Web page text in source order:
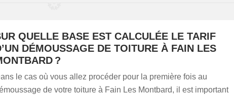
QUELLE BASE EST CALCULÉE LE TARIF
DÉMOUSSAGE DE TOITURE À FAIN LES
?
le cas où vous allez procéder pour la première fois au
de votre toiture à Fain Les Montbard, il est important